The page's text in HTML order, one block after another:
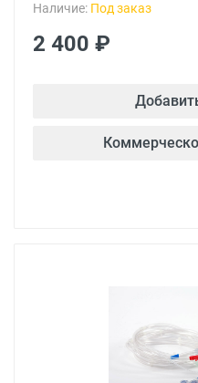
Наличие: Под заказ
2 400 ₽